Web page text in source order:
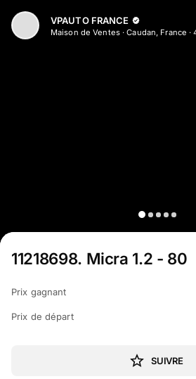
VPAUTO FRANCE
Maison de Ventes·Caudan, France ·
11218698. Micra 1.2 - 80
Prix gagnant
Prix de départ
SUIVRE